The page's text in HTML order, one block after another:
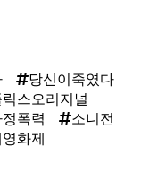
당신이죽였다
릭스오리지널
정폭력
소니전
화제